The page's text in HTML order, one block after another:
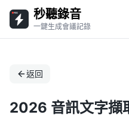
秒聽錄音
一鍵生成會議記錄
返回
2026 音訊文字擷